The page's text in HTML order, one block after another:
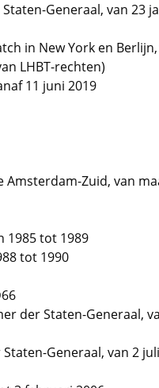
Generaal, van 23
in New York en
LHBT-rechten)
11 juni 2019
Zuid, van
1985 tot 1989
tot 1990
der Staten-Generaal,
Generaal, van 2